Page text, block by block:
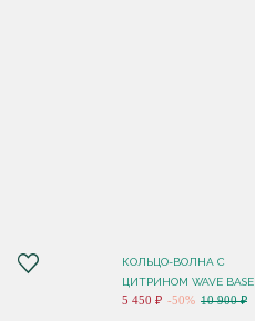
КОЛЬЦО-ВОЛНА С
ЦИТРИНОМ WAVE BASE
5 450 ₽ -50% 10 900 ₽